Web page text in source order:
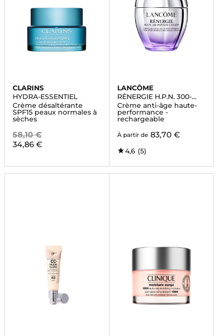
CLARINS
HYDRA-ESSENTIEL
Crème désaltérante
SPF15 peaux normales à
sèches
58,10 €
34,86 €
LANCÔME
RÉNERGIE H.P.N. 300-
PEPTIDE
Crème anti-âge haute-
performance -
rechargeable
À partir de 83,70 €
4,6 (5)